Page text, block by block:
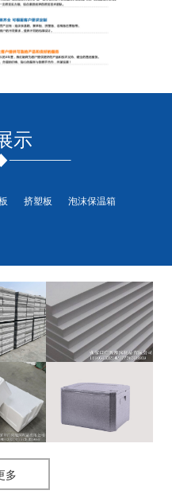
示
挤塑板
泡沫保温箱
加强复合保温板
多